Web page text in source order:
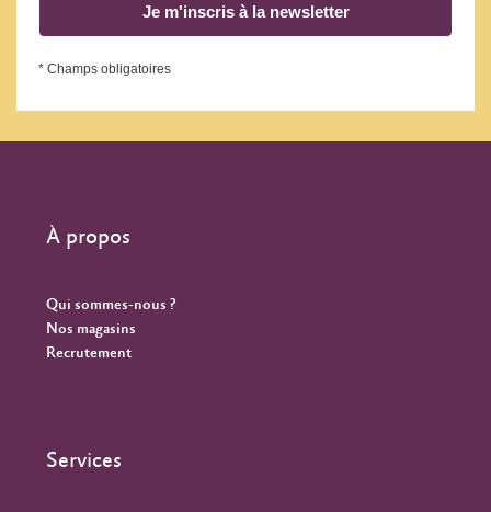
Je m'inscris à la newsletter
* Champs obligatoires
À propos
Qui sommes-nous ?
Nos magasins
Recrutement
Services